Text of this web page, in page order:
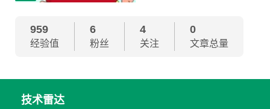
959
经验值
6
粉丝
4
关注
0
文章总量
技术雷达